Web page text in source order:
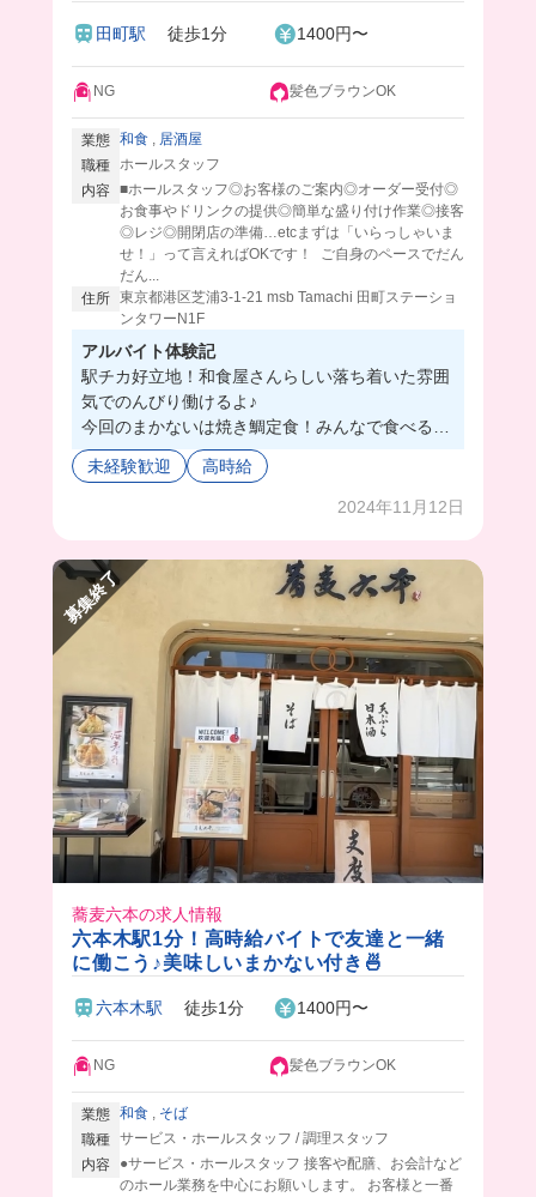
田町駅 徒歩1分 1400円〜
NG 髪色ブラウンOK
業態 和食 , 居酒屋
職種 ホールスタッフ
内容 ■ホールスタッフ◎お客様のご案内◎オーダー受付◎
お食事やドリンクの提供◎簡単な盛り付け作業◎接客
◎レジ◎開閉店の準備…etcまずは「いらっしゃいま
せ！」って言えればOKです！ ご自身のペースでだん
だん...
住所 東京都港区芝浦3-1-21 msb Tamachi 田町ステーショ
ンタワーN1F
アルバイト体験記
駅チカ好立地！和食屋さんらしい落ち着いた雰囲
気でのんびり働けるよ♪
今回のまかないは焼き鯛定食！みんなで食べるか
ら賑やかで楽しい🥰普段からお肉や魚、野菜炒め
など、なんでも出るみたい😳
未経験歓迎 高時給
2024年11月12日
募集終了
蕎麦六本の求人情報
六本木駅1分！高時給バイトで友達と一緒
に働こう♪美味しいまかない付き🍜
六本木駅 徒歩1分 1400円〜
NG 髪色ブラウンOK
業態 和食
そば
職種 サービス・ホールスタッフ / 調理スタッフ
内容
●サービス・ホールスタッフ 接客や配膳、お会計など
のホール業務を中心にお願いします。 お客様と一番